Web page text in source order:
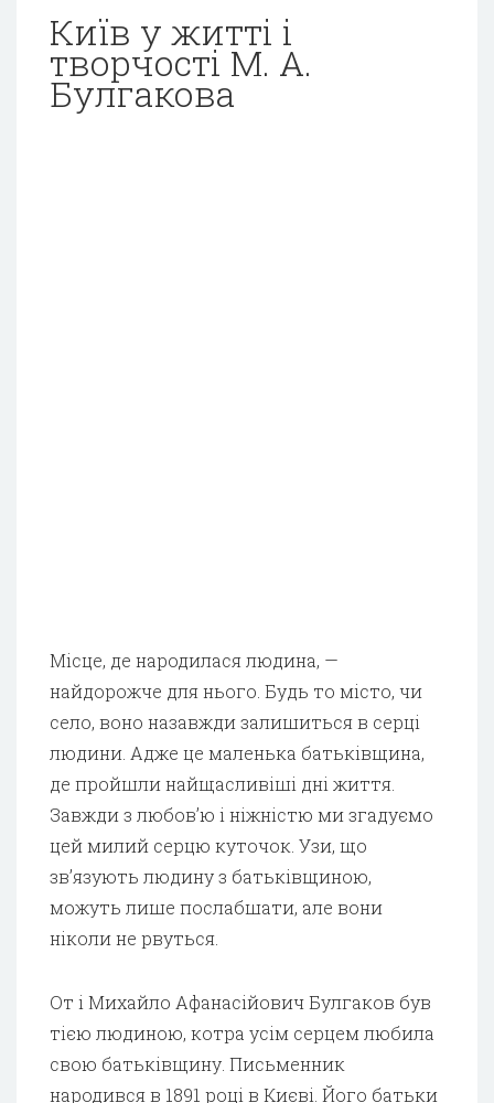
Київ у житті і
творчості М. А.
Булгакова
Місце, де народилася людина, —
найдорожче для нього. Будь то місто, чи
село, воно назавжди залишиться в серці
людини. Адже це маленька батьківщина,
де пройшли найщасливіші дні життя.
Завжди з любов’ю і ніжністю ми згадуємо
цей милий серцю куточок. Узи, що
зв’язують людину з батьківщиною,
можуть лише послабшати, але вони
ніколи не рвуться.
От і Михайло Афанасійович Булгаков був
тією людиною, котра усім серцем любила
свою батьківщину. Письменник
народився в 1891 році в Києві. Його батьки